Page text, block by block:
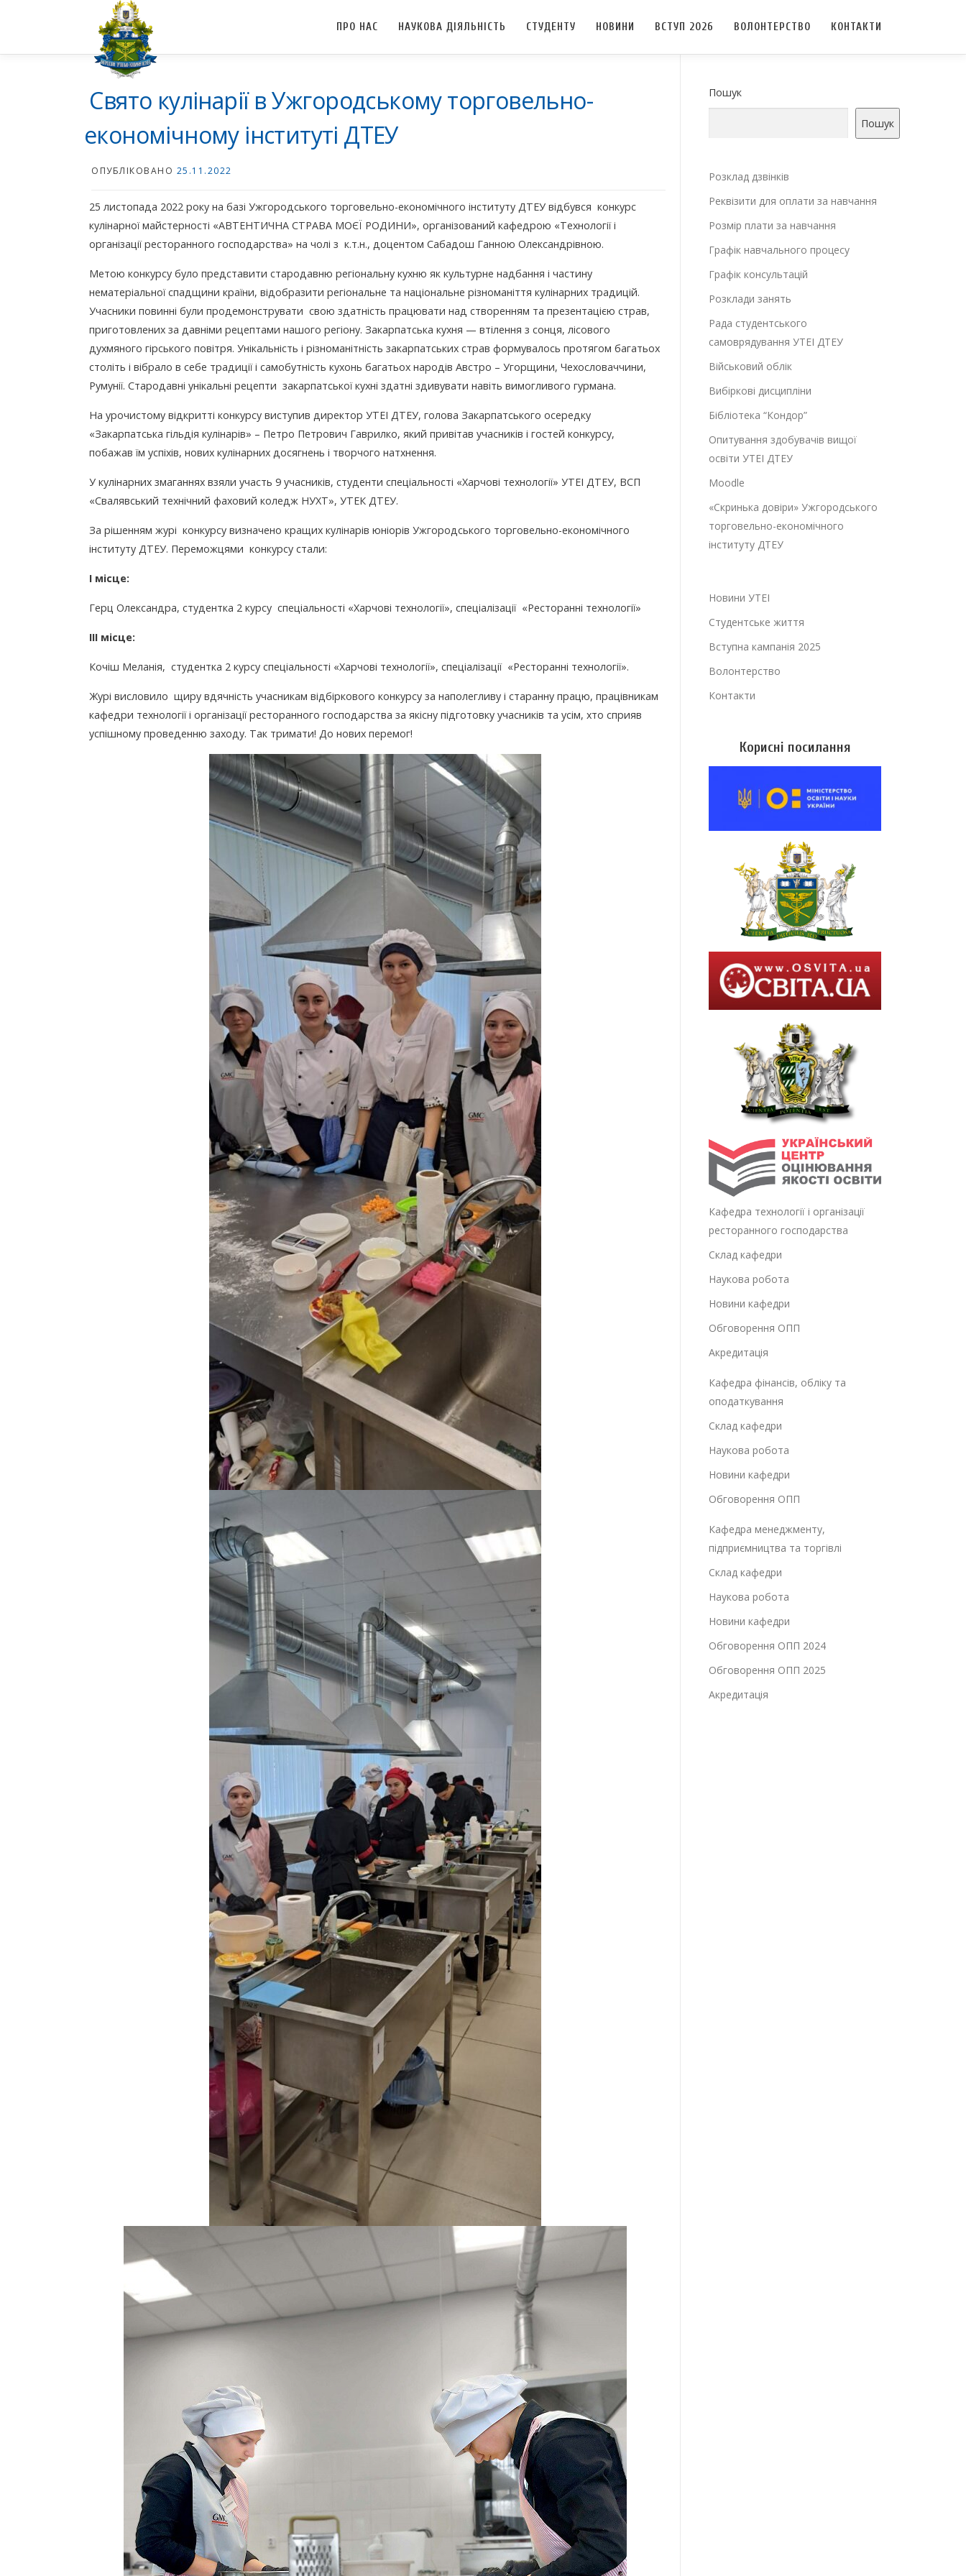
ПРО НАС НАУКОВА ДІЯЛЬНІСТЬ СТУДЕНТУ НОВИНИ ВСТУП 2026 ВОЛОНТЕРСТВО КОНТАКТИ
Свято кулінарії в Ужгородському торговельно-
економічному інституті ДТЕУ
ОПУБЛІКОВАНО 25.11.2022
25 листопада 2022 року на базі Ужгородського торговельно-економічного інституту ДТЕУ відбувся конкурс
кулінарної майстерності «АВТЕНТИЧНА СТРАВА МОЄЇ РОДИНИ», організований кафедрою «Технології і
організації ресторанного господарства» на чолі з к.т.н., доцентом Сабадош Ганною Олександрівною.
Метою конкурсу було представити стародавню регіональну кухню як культурне надбання і частину
нематеріальної спадщини країни, відобразити регіональне та національне різноманіття кулінарних традицій.
Учасники повинні були продемонструвати свою здатність працювати над створенням та презентацією страв,
приготовлених за давніми рецептами нашого регіону. Закарпатська кухня — втілення з сонця, лісового
духмяного гірського повітря. Унікальність і різноманітність закарпатських страв формувалось протягом багатьох
століть і вібрало в себе традиції і самобутність кухонь багатьох народів Австро – Угорщини, Чехословаччини,
Румунії. Стародавні унікальні рецепти закарпатської кухні здатні здивувати навіть вимогливого гурмана.
На урочистому відкритті конкурсу виступив директор УТЕІ ДТЕУ, голова Закарпатського осередку
«Закарпатська гільдія кулінарів» – Петро Петрович Гаврилко, який привітав учасників і гостей конкурсу,
побажав їм успіхів, нових кулінарних досягнень і творчого натхнення.
У кулінарних змаганнях взяли участь 9 учасників, студенти спеціальності «Харчові технології» УТЕІ ДТЕУ, ВСП
«Свалявський технічний фаховий коледж НУХТ», УТЕК ДТЕУ.
За рішенням журі конкурсу визначено кращих кулінарів юніорів Ужгородського торговельно-економічного
інституту ДТЕУ. Переможцями конкурсу стали:
І місце:
Герц Олександра, студентка 2 курсу спеціальності «Харчові технології», спеціалізації «Ресторанні технології»
ІІІ місце:
Кочіш Меланія, студентка 2 курсу спеціальності «Харчові технології», спеціалізації «Ресторанні технології».
Журі висловило щиру вдячність учасникам відбіркового конкурсу за наполегливу і старанну працю, працівникам
кафедри технології і організації ресторанного господарства за якісну підготовку учасників та усім, хто сприяв
успішному проведенню заходу. Так тримати! До нових перемог!
Пошук
Пошук
Розклад дзвінків
Реквізити для оплати за навчання
Розмір плати за навчання
Графік навчального процесу
Графік консультацій
Розклади занять
Рада студентського
самоврядування УТЕІ ДТЕУ
Військовий облік
Вибіркові дисципліни
Бібліотека “Кондор”
Опитування здобувачів вищої
освіти УТЕІ ДТЕУ
Moodle
«Скринька довіри» Ужгородського
торговельно-економічного
інституту ДТЕУ
Новини УТЕІ
Студентське життя
Вступна кампанія 2025
Волонтерство
Контакти
Корисні посилання
Кафедра технології і організації
ресторанного господарства
Склад кафедри
Наукова робота
Новини кафедри
Обговорення ОПП
Акредитація
Кафедра фінансів, обліку та
оподаткування
Склад кафедри
Наукова робота
Новини кафедри
Обговорення ОПП
Кафедра менеджменту,
підприємництва та торгівлі
Склад кафедри
Наукова робота
Новини кафедри
Обговорення ОПП 2024
Обговорення ОПП 2025
Акредитація